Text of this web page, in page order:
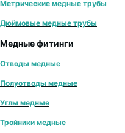
Метрические медные трубы
Дюймовые медные трубы
Медные фитинги
Отводы медные
Полуотводы медные
Углы медные
Тройники медные